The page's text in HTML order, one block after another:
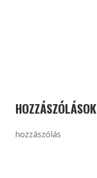
HOZZÁSZÓLÁSOK
hozzászólás